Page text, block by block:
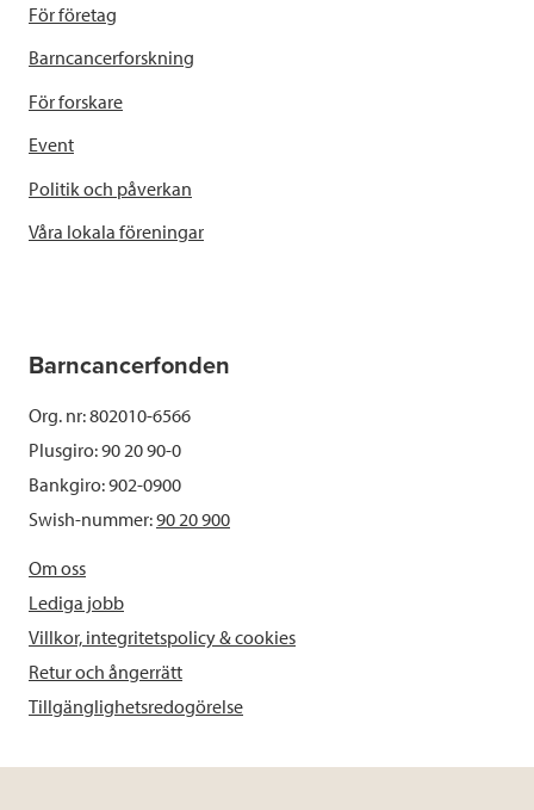
För företag
Barncancerforskning
För forskare
Event
Politik och påverkan
Våra lokala föreningar
Barncancerfonden
Org. nr: 802010-6566
Plusgiro: 90 20 90-0
Bankgiro: 902-0900
Swish-nummer:90 20 900
Om oss
Lediga jobb
Villkor, integritetspolicy & cookies
Retur och ångerrätt
Tillgänglighetsredogörelse